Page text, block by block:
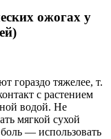
ожогах у
гораздо тяжелее, т.
с растением
водой. Не
мягкой сухой
— использовать